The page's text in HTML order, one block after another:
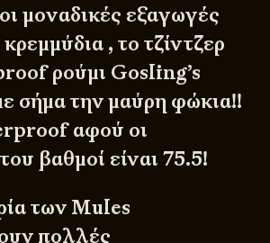
μοναδικές εξαγωγές
, το τζίντζερ
ρούμι Gosling’s
σήμα την μαύρη φώκια!!
αφού οι
βαθμοί είναι 75.5!
των Mules
πολλές